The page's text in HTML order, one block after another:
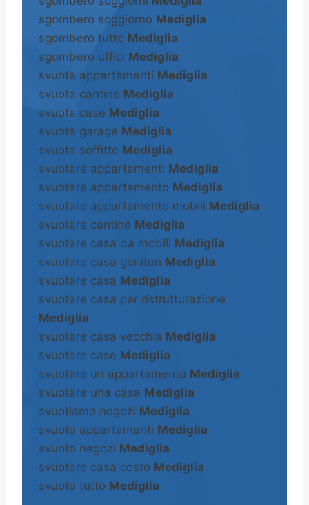
sgombero soggiorno Mediglia
sgombero tutto Mediglia
sgombero uffici Mediglia
svuota appartamenti Mediglia
svuota cantine Mediglia
svuota case Mediglia
svuota garage Mediglia
svuota soffitte Mediglia
svuotare appartamenti Mediglia
svuotare appartamento Mediglia
svuotare appartamento mobili Mediglia
svuotare cantine Mediglia
svuotare casa da mobili Mediglia
svuotare casa genitori Mediglia
svuotare casa Mediglia
svuotare casa per ristrutturazione
Mediglia
svuotare casa vecchia Mediglia
svuotare case Mediglia
svuotare un appartamento Mediglia
svuotare una casa Mediglia
svuotiamo negozi Mediglia
svuoto appartamenti Mediglia
svuoto negozi Mediglia
svuotare casa costo Mediglia
svuoto tutto Mediglia